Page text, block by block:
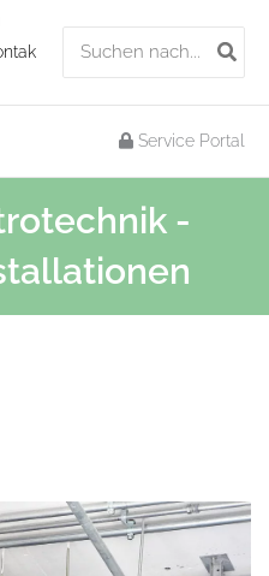
for:
Service Portal
-